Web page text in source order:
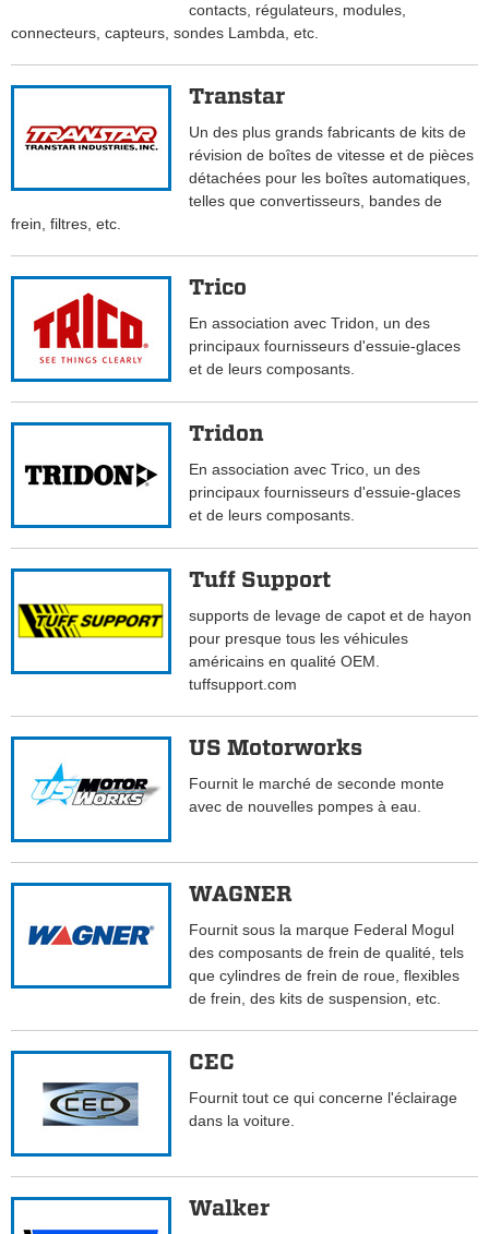
contacts, régulateurs, modules,
connecteurs, capteurs, sondes Lambda, etc.
Transtar
Un des plus grands fabricants de kits de
révision de boîtes de vitesse et de pièces
détachées pour les boîtes automatiques,
telles que convertisseurs, bandes de
frein, filtres, etc.
Trico
En association avec Tridon, un des
principaux fournisseurs d'essuie-glaces
et de leurs composants.
Tridon
En association avec Trico, un des
principaux fournisseurs d'essuie-glaces
et de leurs composants.
Tuff Support
supports de levage de capot et de hayon
pour presque tous les véhicules
américains en qualité OEM.
tuffsupport.com
US Motorworks
Fournit le marché de seconde monte
avec de nouvelles pompes à eau.
WAGNER
Fournit sous la marque Federal Mogul
des composants de frein de qualité, tels
que cylindres de frein de roue, flexibles
de frein, des kits de suspension, etc.
CEC
Fournit tout ce qui concerne l'éclairage
dans la voiture.
Walker